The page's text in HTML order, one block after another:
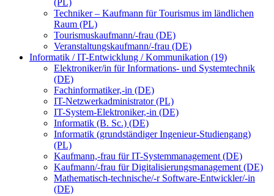
(PL)
Techniker – Kaufmann für Tourismus im ländlichen
Raum (PL)
Tourismuskaufmann/-frau (DE)
Veranstaltungskaufmann/-frau (DE)
Informatik / IT-Entwicklung / Kommunikation (19)
Elektroniker/in für Informations- und Systemtechnik
(DE)
Fachinformatiker,-in (DE)
IT-Netzwerkadministrator (PL)
IT-System-Elektroniker,-in (DE)
Informatik (B. Sc.) (DE)
Informatik (grundständiger Ingenieur-Studiengang)
(PL)
Kaufmann,-frau für IT-Systemmanagement (DE)
Kaufmann/-frau für Digitalisierungsmanagement (DE)
Mathematisch-technische/-r Software-Entwickler/-in
(DE)